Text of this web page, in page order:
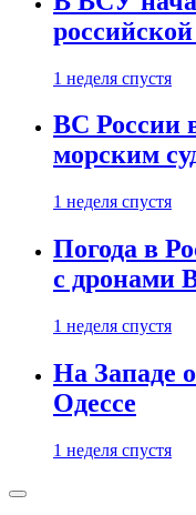
1 неделя спустя
ВС России
морским
1 неделя спустя
Погода в
с дронами
1 неделя спустя
На Западе
Одессе
1 неделя спустя